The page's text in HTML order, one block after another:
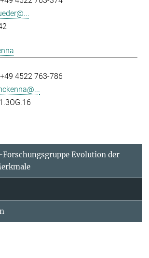
+49 4522 763-786
Evolution der